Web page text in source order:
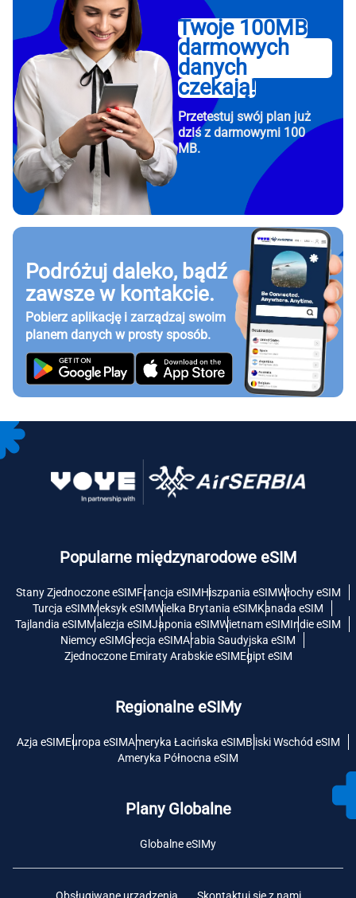
Twoje 100MB
darmowych
danych
czekają!
Przetestuj swój plan już
dziś z darmowymi 100
MB.
Podróżuj daleko, bądź
zawsze w kontakcie.
Pobierz aplikację i zarządzaj swoim
planem danych w prosty sposób.
Popularne międzynarodowe eSIM
Stany Zjednoczone eSIMFrancja eSIMHiszpania eSIMWłochy eSIM
Turcja eSIMMeksyk eSIMWielka Brytania eSIMKanada eSIM
Tajlandia eSIMMalezja eSIMJaponia eSIMWietnam eSIMIndie eSIM
Niemcy eSIMGrecja eSIMArabia Saudyjska eSIM
Zjednoczone Emiraty Arabskie eSIMEgipt eSIM
Regionalne eSIMy
Azja eSIMEuropa eSIMAmeryka Łacińska eSIMBliski Wschód eSIM
Ameryka Północna eSIM
Plany Globalne
Globalne eSIMy
Obsługiwane urządzenia Skontaktuj się z nami